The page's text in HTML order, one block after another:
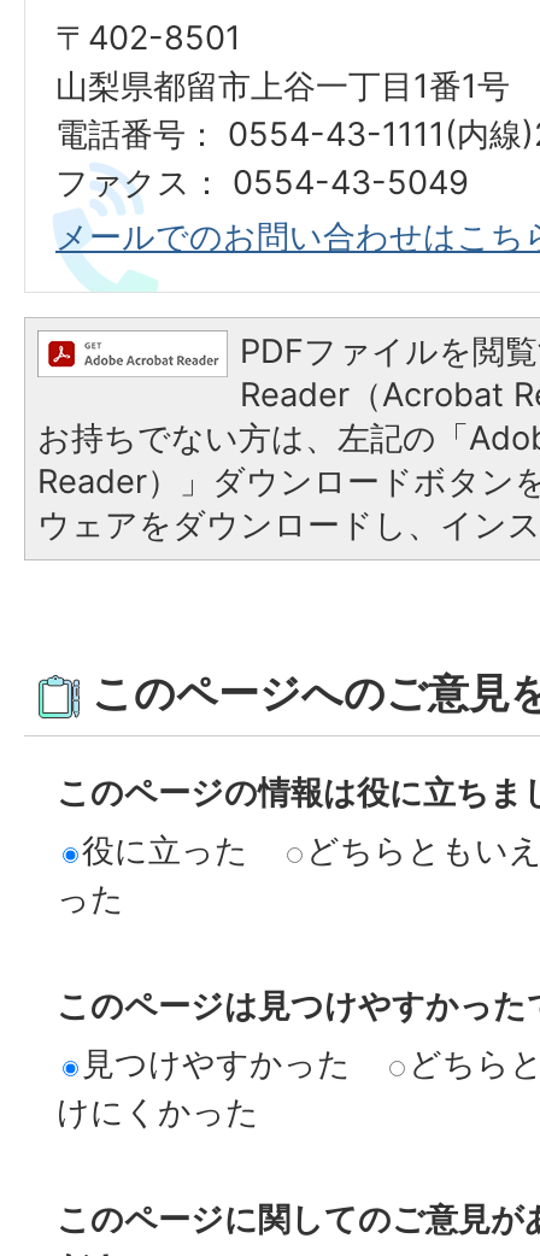
〒402-8501
山梨県都留市上谷一丁目1番1号
電話番号： 0554-43-1111(内線
ファクス： 0554-43-5049
メールでのお問い合わせはこち
PDFファイルを閲
Reader（Acrobat
お持ちでない方は、左記の「
Reader）」ダウンロードボタン
ウェアをダウンロードし、イン
このページへのご意見
このページの情報は役に立ちま
役に立った
どちらともい
った
このページは見つけやすかった
見つけやすかった
どちら
けにくかった
このページに関してのご意見